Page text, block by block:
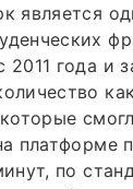
является
года и
платформе
по